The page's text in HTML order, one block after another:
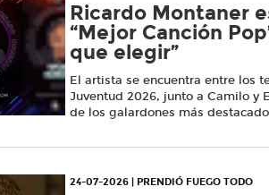
Ricardo Montaner
“Mejor Canción
que elegir”
El artista se encuentra entre los
Juventud 2026, junto a Camilo y
de los galardones más
24-07-2026 | PRENDIÓ FUEGO TODO